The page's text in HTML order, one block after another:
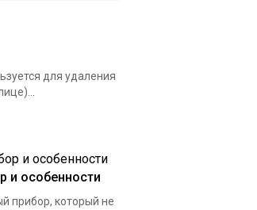
для удаления
и особенности
прибор, который не